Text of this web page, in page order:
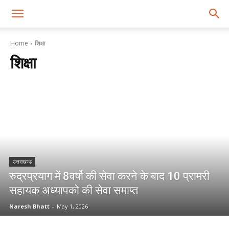
Home शिक्षा
शिक्षा
उत्तराखण्ड
रुद्रप्रयाग में 8वर्षो की सेवा करने के बाद 10 प्रामरी
सहायक अध्यापको की सेवा समाप्त
Naresh Bhatt - May 1, 2026